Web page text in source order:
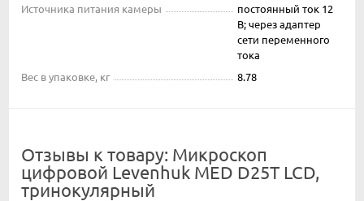
Источника питания камеры
постоянный ток 12
В; через адаптер
сети переменного
тока
Вес в упаковке, кг
8.78
Отзывы к товару: Микроскоп
цифровой Levenhuk MED D25T LCD,
тринокулярный